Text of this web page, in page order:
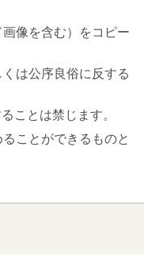
像を含む）をコピー
は公序良俗に反する
ことは禁じます。
ことができるものと